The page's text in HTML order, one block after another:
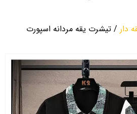
دار / تیشرت یقه مردانه اسپورت